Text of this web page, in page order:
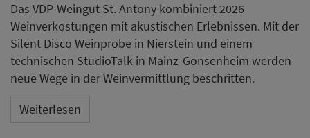
Das VDP-Weingut St. Antony kombiniert 2026
Weinverkostungen mit akustischen Erlebnissen. Mit der
Silent Disco Weinprobe in Nierstein und einem
technischen StudioTalk in Mainz-Gonsenheim werden
neue Wege in der Weinvermittlung beschritten.
Weiterlesen